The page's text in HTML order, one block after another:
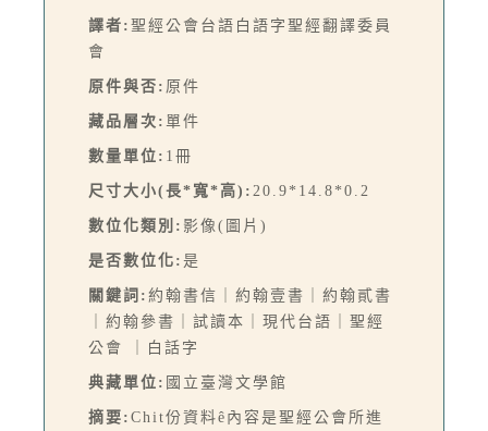
譯者: 聖經公會台語白語字聖經翻譯委員
會
原件與否: 原件
藏品層次: 單件
數量單位: 1冊
尺寸大小(長*寬*高): 20.9*14.8*0.2
數位化類別: 影像(圖片)
是否數位化: 是
關鍵詞: 約翰書信｜約翰壹書｜約翰貳書
｜約翰參書｜試讀本｜現代台語｜聖經
公會 ｜白話字
典藏單位: 國立臺灣文學館
摘要: Chit份資料ê內容是聖經公會所進